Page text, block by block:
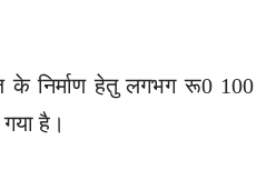
के निर्माण हेतु लगभग रू0 100
है।